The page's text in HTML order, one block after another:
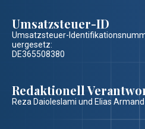
Umsatzsteuer-ID
Umsatzsteuer-
uergesetz:
DE365508380
Redaktionell
Reza Daioleslami und Elias Armand